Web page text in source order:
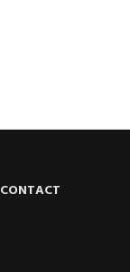
CONTACT